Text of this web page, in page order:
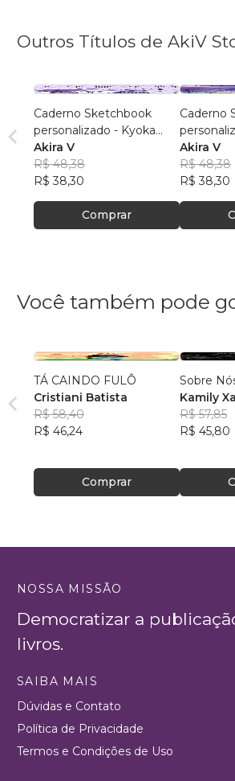
Outros Títulos de AkiV
Caderno Sketchbook
personalizado - Kyoka
Jirou 1 (pequeno) - Folha
branca
Akira V
R$ 48,38
R$ 38,30
Comprar
Caderno
Serenity
Akira V
R$ 48,38
R$ 38,30
Você também pode
TÁ CAINDO FULÔ
Cristiani Batista
R$ 58,40
R$ 46,24
Comprar
Sobre
Kamily
R$ 57,85
R$ 45,80
NOSSA MISSÃO
Democratizar a
livros.
SAIBA MAIS
Dúvidas e Contato
Política de Privacidade
Termos e Condições de Uso